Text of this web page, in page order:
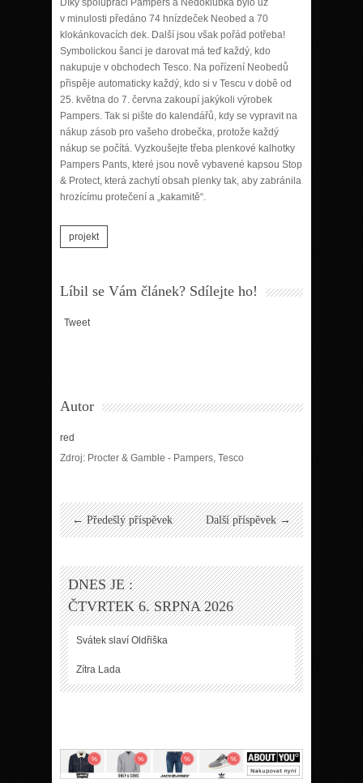
Díky spolupráci Pampers a Nedoklubka bylo už
v minulosti předáno 74 hnízdeček Neobed a 70
klokánkovacích dek. Další jsou však pořád potřeba!
Symbolickou šanci je darovat má teď každý, kdo
nakupuje v obchodech Tesco. Na pořízení Neobedů
přispěje automaticky každý, kdo si v Tescu v době od
25. května do 7. června zakoupí jakýkoli výrobek
Pampers. Tak si pište do kalendářů, kdy se vypravit na
nákup zásob pro vašeho drobečka, protože každý
nákup se počítá. Vyzkoušejte třeba plenkové kalhotky
Pampers Pants, které jsou nově vybavené kapsou Stop
& Protect, která zachytí obsah plenky tak, aby zabránila
hrozícímu protečení a „kakamitě“.
projekt
Líbil se Vám článek? Sdílejte ho!
Tweet
Autor
red
Zdroj: Procter & Gamble - Pampers, Tesco
← Předešlý příspěvek Další příspěvek →
DNES JE :
ČTVRTEK 6. SRPNA 2026
Svátek slaví Oldřiška
Zítra Lada